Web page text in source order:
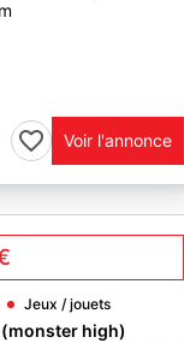
Voir l'annonce
Jeux / jouets
high)